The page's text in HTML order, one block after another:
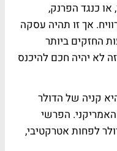
או כנגד הפרנק,
אך זו תהיה עסקה
החזקים ביותר
לא יהיה חכם להיכנס
קניה של הדולר
האמריקני. הפרשי
לפחות אטרקטיבי,